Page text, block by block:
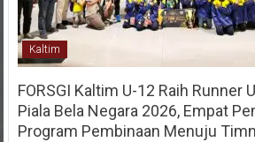
Kaltim
FORSGI Kaltim U-12 Raih Runner
Piala Bela Negara 2026, Empat
Program Pembinaan Menuju